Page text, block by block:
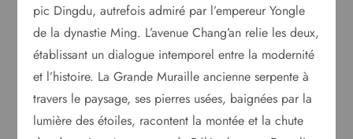
pic Dingdu, autrefois admiré par l’empereur Yongle
de la dynastie Ming. L’avenue Chang’an relie les deux,
établissant un dialogue intemporel entre la modernité
et l’histoire. La Grande Muraille ancienne serpente à
travers le paysage, ses pierres usées, baignées par la
lumière des étoiles, racontent la montée et la chute